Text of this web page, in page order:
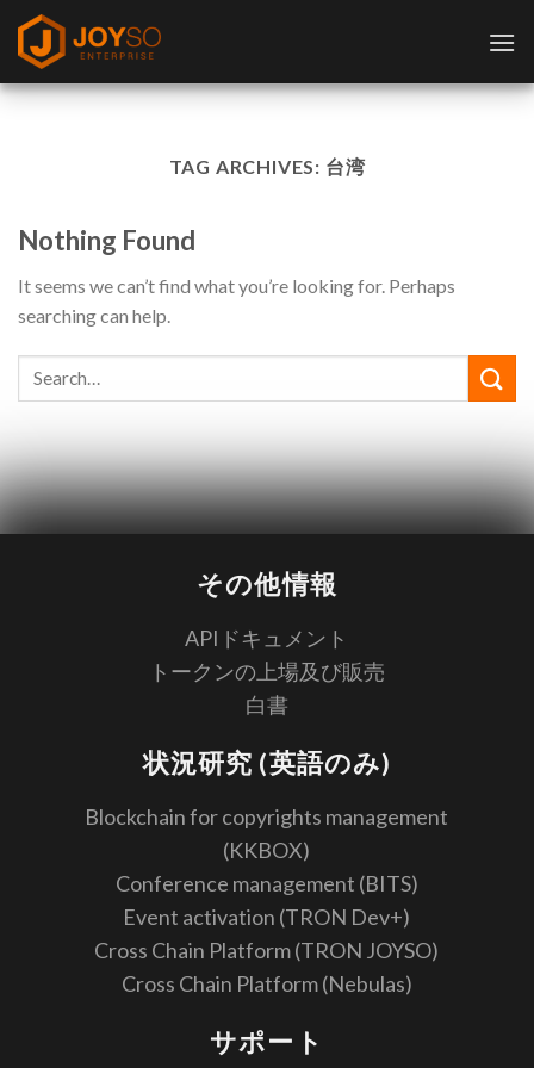
Skip
content
TAG ARCHIVES: 台湾
Nothing Found
It seems we can’t find what you’re looking for. Perhaps
searching can help.
その他情報
APIドキュメント
トークンの上場及び販売
白書
状況研究 (英語のみ)
Blockchain for copyrights management
(KKBOX)
Conference management (BITS)
Event activation (TRON Dev+)
Cross Chain Platform (TRON JOYSO)
Cross Chain Platform (Nebulas)
サポート